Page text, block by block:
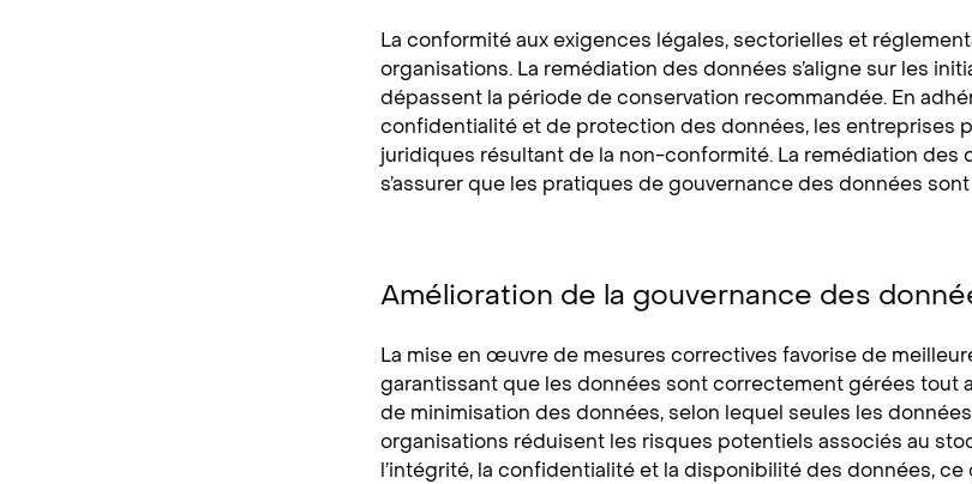
La conformité aux exigences légales, sectorielles et
organisations. La remédiation des données s’aligne sur les
dépassent la période de conservation recommandée. En
confidentialité et de protection des données, les entreprises
juridiques résultant de la non-conformité. La remédiation
s’assurer que les pratiques de gouvernance des données
Amélioration de la gouvernance des
La mise en œuvre de mesures correctives favorise de
garantissant que les données sont correctement gérées tout
de minimisation des données, selon lequel seules les
organisations réduisent les risques potentiels associés au
l’intégrité, la confidentialité et la disponibilité des données,